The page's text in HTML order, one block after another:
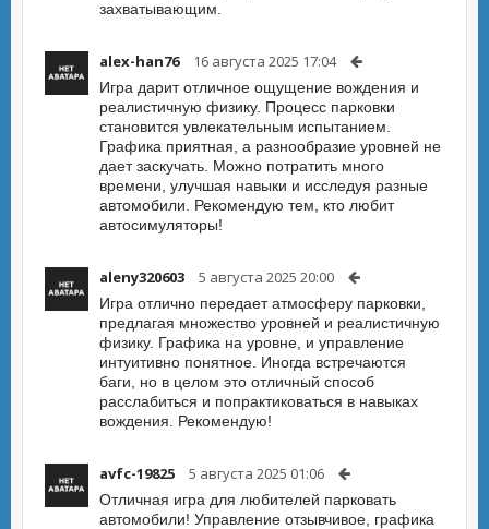
захватывающим.
alex-han76 16 августа 2025 17:04
Игра дарит отличное ощущение вождения и
реалистичную физику. Процесс парковки
становится увлекательным испытанием.
Графика приятная, а разнообразие уровней не
дает заскучать. Можно потратить много
времени, улучшая навыки и исследуя разные
автомобили. Рекомендую тем, кто любит
автосимуляторы!
aleny320603 5 августа 2025 20:00
Игра отлично передает атмосферу парковки,
предлагая множество уровней и реалистичную
физику. Графика на уровне, и управление
интуитивно понятное. Иногда встречаются
баги, но в целом это отличный способ
расслабиться и попрактиковаться в навыках
вождения. Рекомендую!
avfc-19825 5 августа 2025 01:06
Отличная игра для любителей парковать
автомобили! Управление отзывчивое, графика